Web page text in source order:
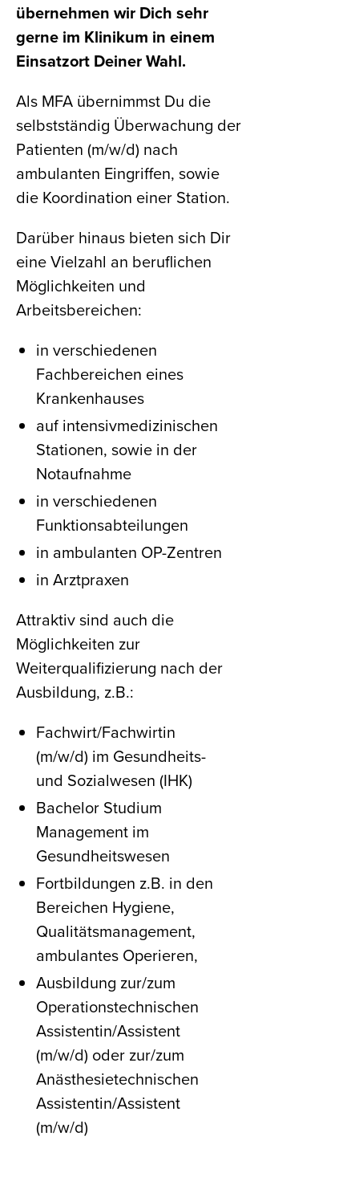
übernehmen wir Dich sehr
gerne im Klinikum in einem
Einsatzort Deiner Wahl.
Als MFA übernimmst Du die
selbstständig Überwachung der
Patienten (m/w/d) nach
ambulanten Eingriffen, sowie
die Koordination einer Station.
Darüber hinaus bieten sich Dir
eine Vielzahl an beruflichen
Möglichkeiten und
Arbeitsbereichen:
in verschiedenen
Fachbereichen eines
Krankenhauses
auf intensivmedizinischen
Stationen, sowie in der
Notaufnahme
in verschiedenen
Funktionsabteilungen
in ambulanten OP-Zentren
in Arztpraxen
Attraktiv sind auch die
Möglichkeiten zur
Weiterqualifizierung nach der
Ausbildung, z.B.:
Fachwirt/Fachwirtin
(m/w/d) im Gesundheits-
und Sozialwesen (IHK)
Bachelor Studium
Management im
Gesundheitswesen
Fortbildungen z.B. in den
Bereichen Hygiene,
Qualitätsmanagement,
ambulantes Operieren,
Ausbildung zur/zum
Operationstechnischen
Assistentin/Assistent
(m/w/d) oder zur/zum
Anästhesietechnischen
Assistentin/Assistent
(m/w/d)